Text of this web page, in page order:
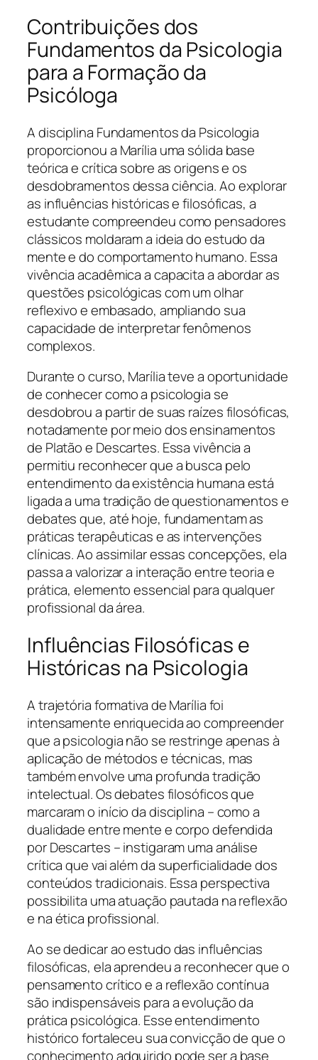
Contribuições dos
Fundamentos da Psicologia
para a Formação da
Psicóloga
A disciplina Fundamentos da Psicologia
proporcionou a Marília uma sólida base
teórica e crítica sobre as origens e os
desdobramentos dessa ciência. Ao explorar
as influências históricas e filosóficas, a
estudante compreendeu como pensadores
clássicos moldaram a ideia do estudo da
mente e do comportamento humano. Essa
vivência acadêmica a capacita a abordar as
questões psicológicas com um olhar
reflexivo e embasado, ampliando sua
capacidade de interpretar fenômenos
complexos.
Durante o curso, Marília teve a oportunidade
de conhecer como a psicologia se
desdobrou a partir de suas raízes filosóficas,
notadamente por meio dos ensinamentos
de Platão e Descartes. Essa vivência a
permitiu reconhecer que a busca pelo
entendimento da existência humana está
ligada a uma tradição de questionamentos e
debates que, até hoje, fundamentam as
práticas terapêuticas e as intervenções
clínicas. Ao assimilar essas concepções, ela
passa a valorizar a interação entre teoria e
prática, elemento essencial para qualquer
profissional da área.
Influências Filosóficas e
Históricas na Psicologia
A trajetória formativa de Marília foi
intensamente enriquecida ao compreender
que a psicologia não se restringe apenas à
aplicação de métodos e técnicas, mas
também envolve uma profunda tradição
intelectual. Os debates filosóficos que
marcaram o início da disciplina – como a
dualidade entre mente e corpo defendida
por Descartes – instigaram uma análise
crítica que vai além da superficialidade dos
conteúdos tradicionais. Essa perspectiva
possibilita uma atuação pautada na reflexão
e na ética profissional.
Ao se dedicar ao estudo das influências
filosóficas, ela aprendeu a reconhecer que o
pensamento crítico e a reflexão contínua
são indispensáveis para a evolução da
prática psicológica. Esse entendimento
histórico fortaleceu sua convicção de que o
conhecimento adquirido pode ser a base